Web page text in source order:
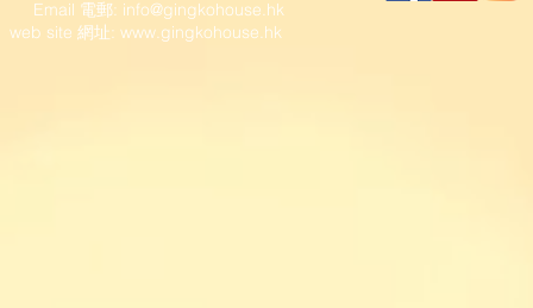
​ Email 電郵: info@gingkohouse.hk
web site 網址: www.gingkohouse.hk